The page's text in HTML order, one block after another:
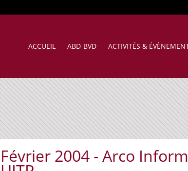
ACCUEIL ABD-BVD ACTIVITÉS &
Février 2004 - Arco